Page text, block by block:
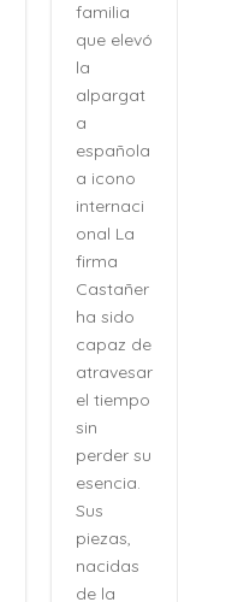
familia
que elevó
la
alpargat
a
española
a icono
internaci
onal La
firma
Castañer
ha sido
capaz de
atravesar
el tiempo
sin
perder su
esencia.
Sus
piezas,
nacidas
de la